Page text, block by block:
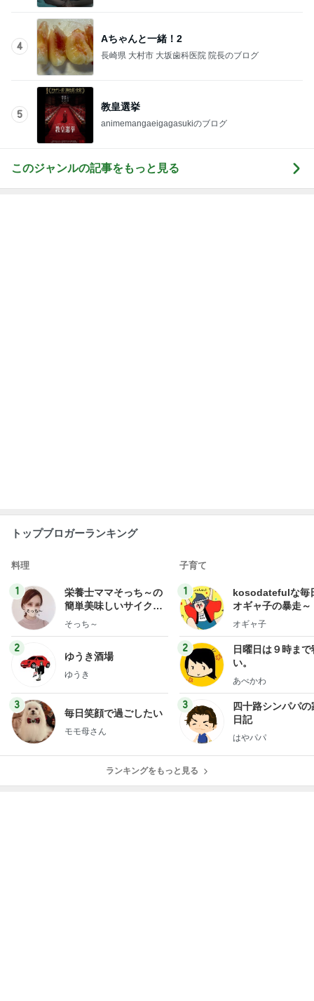
4
Aちゃんと一緒！2
長崎県 大村市 大坂歯科医院 院長のブログ
5
教皇選挙
animemangaeigagasukiのブログ
このジャンルの記事をもっと見る
トップブロガーランキング
料理
1
栄養士ママそっち～の
簡単美味しいサイクル
献立
そっち～
2
ゆうき酒場
ゆうき
3
毎日笑顔で過ごしたい
モモ母さん
子育て
1
kosodatefulな毎
オギャ子の暴走～
オギャ子
2
日曜日は９時まで
い。
あべかわ
3
四十路シンパパの
日記
はやパパ
ランキングをもっと見る